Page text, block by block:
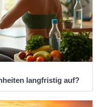
langfristig auf?